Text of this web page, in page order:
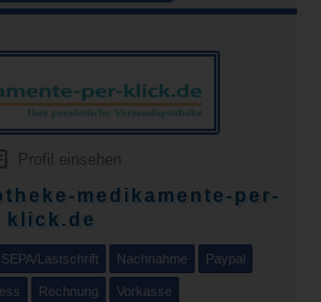
Profil einsehen
medikamente-per-
klick.de
SEPA/Lastschrift Nachnahme Paypal
Rechnung Vorkasse